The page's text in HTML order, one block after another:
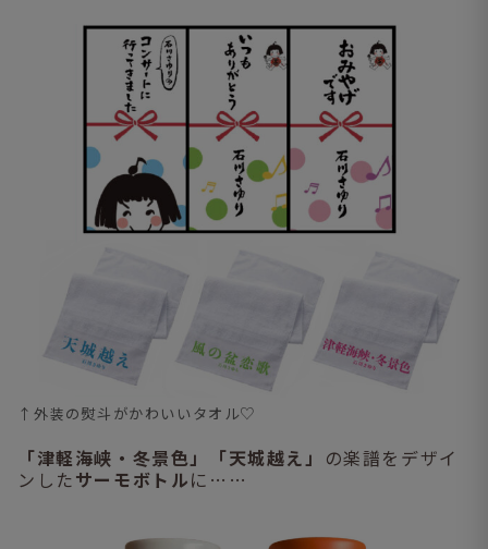
↑外装の熨斗がかわいいタオル♡
「津軽海峡・冬景色」「天城越え」 の楽譜をデザイ
ンしたサーモボトルに……